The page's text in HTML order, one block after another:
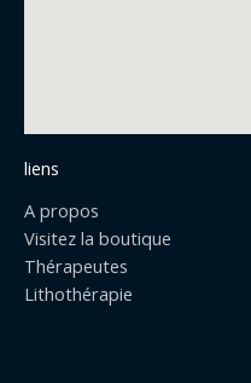
liens
A propos
Visitez la boutique
Thérapeutes
Lithothérapie